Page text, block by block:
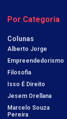
Por Categoria
Colunas
Alberto Jorge
Empreendedorismo
Filosofia
Isso É Direito
Jesem Orellana
Marcelo Souza
Pereira